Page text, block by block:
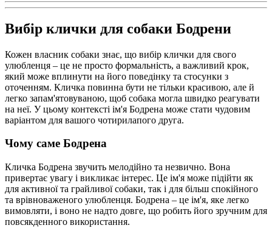
Вибір клички для собаки Бодрени
Кожен власник собаки знає, що вибір клички для свого
улюбленця – це не просто формальність, а важливий крок,
який може вплинути на його поведінку та стосунки з
оточенням. Кличка повинна бути не тільки красивою, але й
легко запам'ятовуваною, щоб собака могла швидко реагувати
на неї. У цьому контексті ім'я Бодрена може стати чудовим
варіантом для вашого чотирилапого друга.
Чому саме Бодрена
Кличка Бодрена звучить мелодійно та незвично. Вона
привертає увагу і викликає інтерес. Це ім'я може підійти як
для активної та грайливої собаки, так і для більш спокійного
та врівноваженого улюбленця. Бодрена – це ім'я, яке легко
вимовляти, і воно не надто довге, що робить його зручним для
повсякденного використання.